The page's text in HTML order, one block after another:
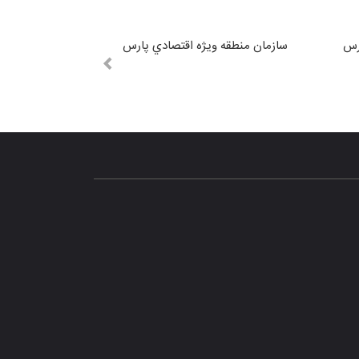
سازمان منطقه ويژه اقتصادي پارس